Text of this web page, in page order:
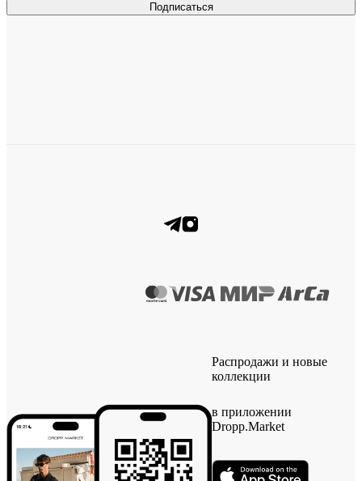
Подписаться
Распродажи и новые
коллекции
в приложении
Dropp.Market